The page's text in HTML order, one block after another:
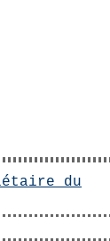
du